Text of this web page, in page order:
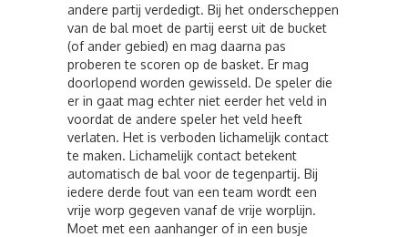
andere partij verdedigt. Bij het onderscheppen
van de bal moet de partij eerst uit de bucket
(of ander gebied) en mag daarna pas
proberen te scoren op de basket. Er mag
doorlopend worden gewisseld. De speler die
er in gaat mag echter niet eerder het veld in
voordat de andere speler het veld heeft
verlaten. Het is verboden lichamelijk contact
te maken. Lichamelijk contact betekent
automatisch de bal voor de tegenpartij. Bij
iedere derde fout van een team wordt een
vrije worp gegeven vanaf de vrije worplijn.
Moet met een aanhanger of in een busje